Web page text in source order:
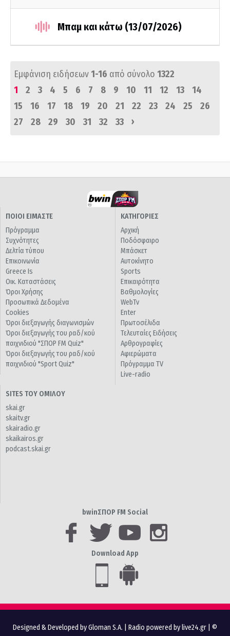
Μπαμ και κάτω (13/07/2026)
Εμφάνιση ειδήσεων1-16 από σύνολο 1322
1
2 3 4 5 6 7 8 9 10 11 12 13
14
15
16 17 18 19 20 21 22 23 24 25
26
27
28 29 30 31 32 33 ›
ΠΟΙΟΙ ΕΙΜΑΣΤΕ
Πρόγραμμα
Συχνότητες
Δελτία τύπου
Επικοινωνία
Greece Is
Οικ. Καταστάσεις
Όροι Χρήσης
Προσωπικά Δεδομένα
Cookies
Όροι διεξαγωγής διαγωνισμών
Όροι διεξαγωγής του ραδ/κού
παιχνιδιού "ΣΠΟΡ FM Quiz"
Όροι διεξαγωγής του ραδ/κού
παιχνιδιού "Sport Quiz"
ΚΑΤΗΓΟΡΙΕΣ
Αρχική
Ποδόσφαιρο
Μπάσκετ
Αυτοκίνητο
Sports
Επικαιρότητα
Βαθμολογίες
WebTv
Enter
Πρωτοσέλιδα
Τελευταίες Ειδήσεις
Αρθρογραφίες
Αφιερώματα
Πρόγραμμα TV
Live-radio
SITES ΤΟΥ ΟΜΙΛΟΥ
skai.gr
skaitv.gr
skairadio.gr
skaikairos.gr
podcast.skai.gr
bwinΣΠΟΡ FM Social
Download App
Designed & Developed by Gloman S.A. Radio powered by live24.gr | ©